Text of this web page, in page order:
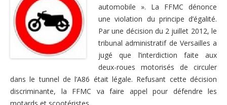
Nous contacter
automobile ». La FFMC dénonce
une violation du principe d’égalité.
Par une décision du 2 juillet 2012, le
tribunal administratif de Versailles a
jugé que l’interdiction faite aux
deux-roues motorisés de circuler
dans le tunnel de l’A86 était légale. Refusant cette décision
discriminante, la FFMC va faire appel pour défendre les